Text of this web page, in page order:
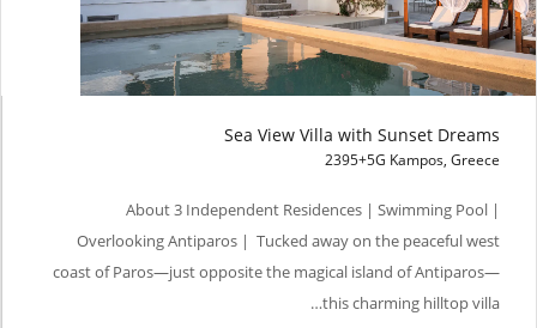
Sea View Villa with Sunset Dreams
Sea View Villa with Sunset Dreams
2395+5G Kampos, Greece
About 3 Independent Residences | Swimming Pool |
Overlooking Antiparos | Tucked away on the peaceful west
coast of Paros—just opposite the magical island of Antiparos—
this charming hilltop villa…